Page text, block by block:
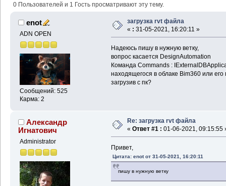
0 Пользователей и 1 Гость просматривают эту тему.
enot
ADN OPEN
Сообщений: 525
Карма: 2
загрузка rvt файла
« : 31-05-2021, 16:20:11 »
Надеюсь пишу в нужную ветку,
вопрос касается DesignAutomation
Команда Commands :
находящегося в облаке Bim360 или
загрузив с пк?
Александр
Игнатович
Administrator
Re: загрузка rvt файла
« Ответ #1 : 01-06-2021, 09:15:55
Привет,
Цитата: enot от 31-05-2021, 16:20:11
пишу в нужную ветку